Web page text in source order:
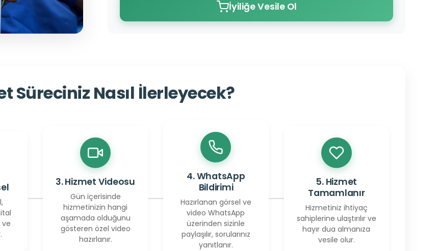
İyiliğe Vesile Ol
Süreciniz Nasıl İlerleyecek?
ve
3. Hizmet Videosu
Gün içerisinde
hizmetinizin hangi
aşamada olduğunu
gösteren özel video
hazırlanır.
4. WhatsApp
Bildirimi
Hazırlanan görsel ve
video WhatsApp
üzerinden sizinle
paylaşılır, sorularınız
yanıtlanır.
5. Hizmet
Tamamlanır
Hizmetiniz ihtiyaç
sahiplerine ulaştırılır ve
hayır dua almanıza
vesile olur.